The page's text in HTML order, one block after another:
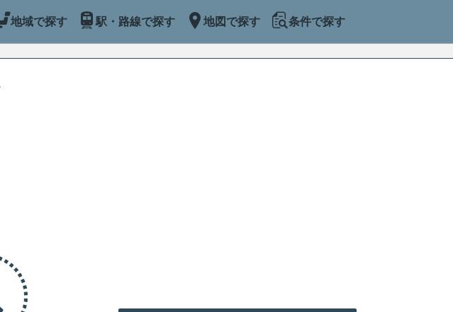
地域で探す 駅・路線で探す 地図で探す 条件で探す